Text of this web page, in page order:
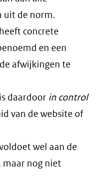
uit de norm.
concrete
en een
afwijkingen te
daardoor in control
van de website of
wel aan de
nog niet